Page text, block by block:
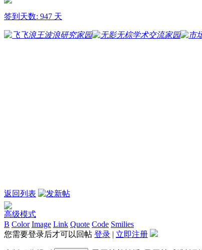
签到天数: 947 天
返回列表
高级模式
B Color Image Link Quote Code Smilies
您需要登录后才可以回帖 登录 | 立即注册